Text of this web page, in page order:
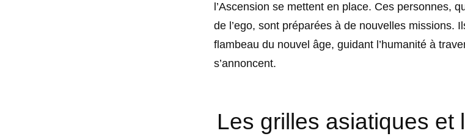
l’Ascension se mettent en place. Ces personnes,
de l’ego, sont préparées à de nouvelles missions.
flambeau du nouvel âge, guidant l’humanité à
s’annoncent.
Les grilles asiatiques et